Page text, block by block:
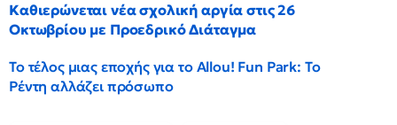
Καθιερώνεται νέα σχολική αργία στις 26
Οκτωβρίου με Προεδρικό Διάταγμα
Το τέλος μιας εποχής για το Allou! Fun Park: Το
Ρέντη αλλάζει πρόσωπο